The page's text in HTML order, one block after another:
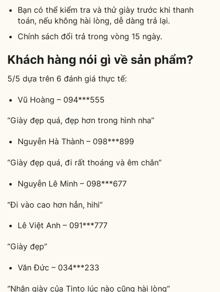
Bạn có thể kiểm tra và thử giày trước khi thanh
toán, nếu không hài lòng, dễ dàng trả lại.
Chính sách đổi trả trong vòng 15 ngày.
Khách hàng nói gì về sản phẩm?
5/5 dựa trên 6 đánh giá thực tế:
Vũ Hoàng – 094***555
“Giày đẹp quá, đẹp hơn trong hình nha”
Nguyễn Hà Thành – 098***899
“Giày đẹp quá, đi rất thoáng và êm chân”
Nguyễn Lê Minh – 098***677
“Đi vào cao hơn hẳn, hihi”
Lê Việt Anh – 091***777
“Giày đẹp”
Văn Đức – 034***233
“Nhận giày của Tinto lúc nào cũng hài lòng”